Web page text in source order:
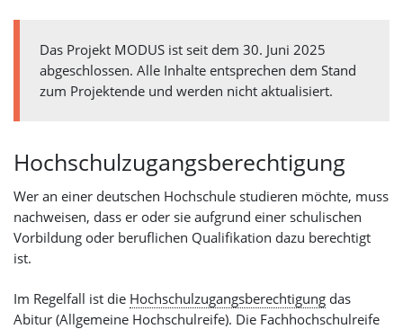
Das Projekt MODUS ist seit dem 30. Juni 2025
abgeschlossen. Alle Inhalte entsprechen dem Stand
zum Projektende und werden nicht aktualisiert.
Hochschulzugangsberechtigung
Wer an einer deutschen Hochschule studieren möchte, muss
nachweisen, dass er oder sie aufgrund einer schulischen
Vorbildung oder beruflichen Qualifikation dazu berechtigt
ist.
Im Regelfall ist die Hochschulzugangsberechtigung das
Abitur (Allgemeine Hochschulreife). Die Fachhochschulreife